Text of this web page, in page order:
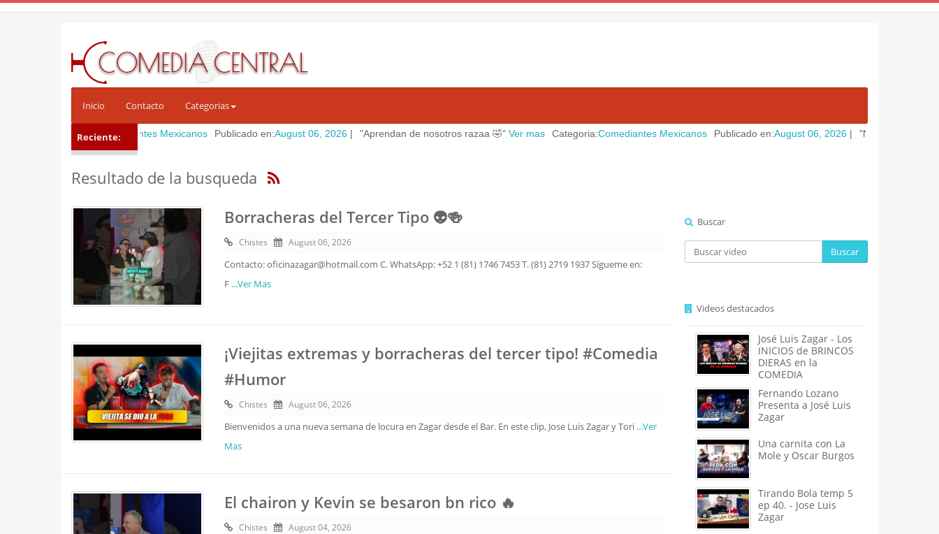
Inicio Contacto Categorias
Reciente:
Comediantes Mexicanos Publicado en:August 06, 2026| "Aprendan de nosotros razaa 🤣" Ver mas Categoria:Comediantes Mexicanos Publicado en:August 06, 2026| "No le podre cumplir con
Resultado de la busqueda
Borracheras del Tercer Tipo 👽🍻
Chistes August 06, 2026
Contacto: oficinazagar@hotmail.com C. WhatsApp: +52 1 (81) 1746 7453 T. (81) 2719 1937 Sígueme en:
F ...Ver Mas
¡Viejitas extremas y borracheras del tercer tipo! #Comedia
#Humor
Chistes August 06, 2026
Bienvenidos a una nueva semana de locura en Zagar desde el Bar. En este clip, Jose Luis Zagar y Tori ...Ver
Mas
El chairon y Kevin se besaron bn rico 🔥
Chistes August 04, 2026
Buscar
Buscar
Videos destacados
José Luis Zagar - Los
INICIOS de BRINCOS
DIERAS en la
COMEDIA
Fernando Lozano
Presenta a José Luis
Zagar
Una carnita con La
Mole y Oscar Burgos
Tirando Bola temp 5
ep 40. - Jose Luis
Zagar